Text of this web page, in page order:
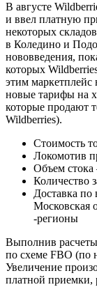
В августе
и ввел платную
некоторых
в Коледино и
нововведения,
которых
этим маркетплейс
новые тарифы на
которые продают
Wildberries).
Стоимость
Локомотив
Объем
Количество
Доставка по
Московская
-регионы
Выполнив
по схеме FBO (по
Увеличение
платной приемки,